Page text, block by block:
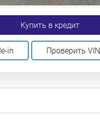
Купить в кредит
in Проверить VIN